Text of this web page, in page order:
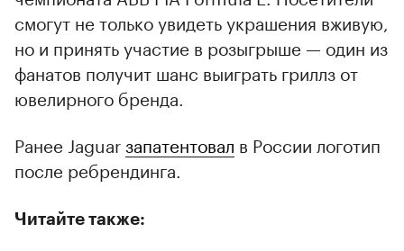
смогут не только увидеть украшения вживую,
но и принять участие в розыгрыше — один из
фанатов получит шанс выиграть гриллз от
ювелирного бренда.
Ранее Jaguarзапатентовал в России логотип
после ребрендинга.
Читайте также: